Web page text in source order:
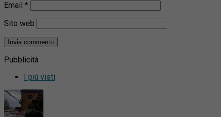
Email *
Sito web
Pubblicità
I più visti